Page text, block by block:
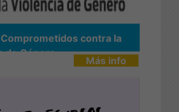
contra la
de Género
Más info